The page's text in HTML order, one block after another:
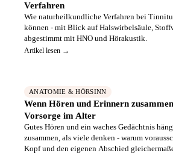
Verfahren
Wie naturheilkundliche Verfahren bei
können - mit Blick auf Halswirbelsäule,
abgestimmt mit HNO und Hörakustik.
Artikel lesen →
ANATOMIE & HÖRSINN
Wenn Hören und Erinnern
Vorsorge im Alter
Gutes Hören und ein waches Gedächtnis
zusammen, als viele denken - warum
Kopf und den eigenen Abschied